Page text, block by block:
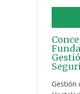
Gestión